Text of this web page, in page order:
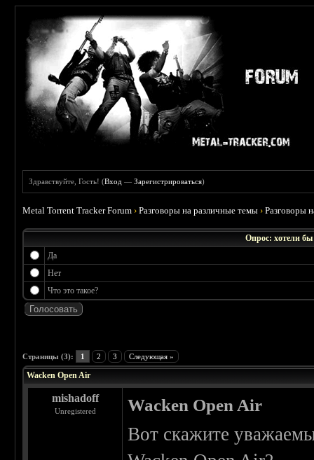
Здравствуйте, Гость! (Вход —Зарегистрироваться)
Metal Torrent Tracker Forum ›Разговоры на различные темы ›Разговоры
Опрос: хотели бы
Да
Нет
Что это такое?
Страницы (3): 1 2 3 Следующая »
Wacken Open Air
mishadoff
Unregistered Wacken Open Air
Вот скажите